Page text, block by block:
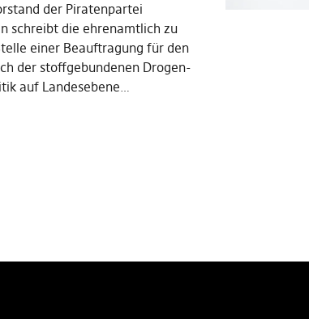
der Piratenpartei
schreibt die ehrenamtlich zu
einer Beauftragung für den
der stoffgebundenen Drogen-
auf Landesebene…